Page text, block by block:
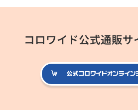
コロワイド公式通販サ